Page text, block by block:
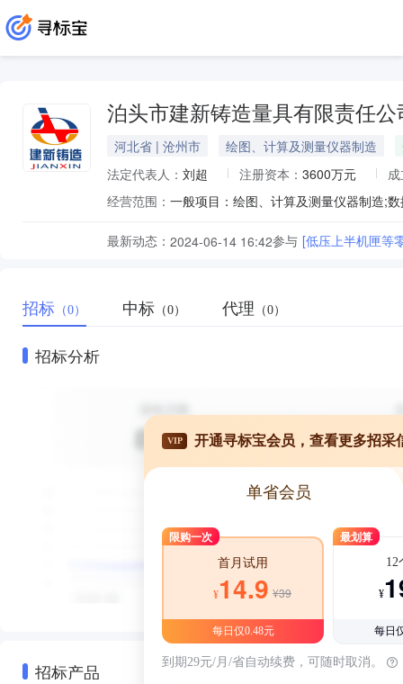
泊头市建新铸造量具有限责任公
河北省 | 沧州市 绘图、计算及测量仪器制造
法定代表人： 刘超 注册资本： 3600万元
经营范围：
最新动态： 2024-06-14 16:42参与 [低压上半机匣等
招标 （0） 中标 （0） 代理 （0）
招标分析
招标产品
VIP 开通寻标宝会员，查看更多招采
单省会员
限购一次
首月试用
¥14.9 ¥39
每日仅0.48元
最划算
12
¥
每日
到期29元/月/省自动续费，可随时取消。